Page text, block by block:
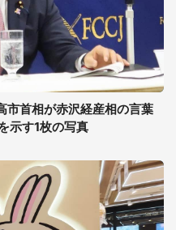
市首相が赤沢経産相の言葉
示す1枚の写真